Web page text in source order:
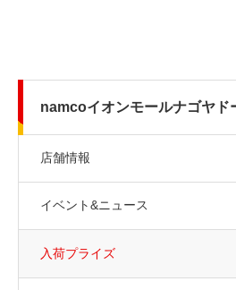
namcoイオンモールナゴヤド
店舗情報
イベント&ニュース
入荷プライズ